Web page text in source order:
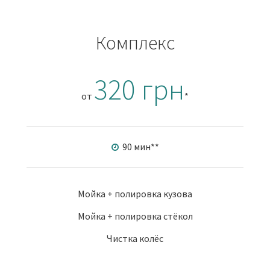
Комплекс
от 320 грн *
90 мин**
Мойка + полировка кузова
Мойка + полировка стёкол
Чистка колёс